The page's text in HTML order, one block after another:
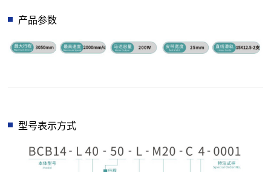
产品参数
型号表示方式